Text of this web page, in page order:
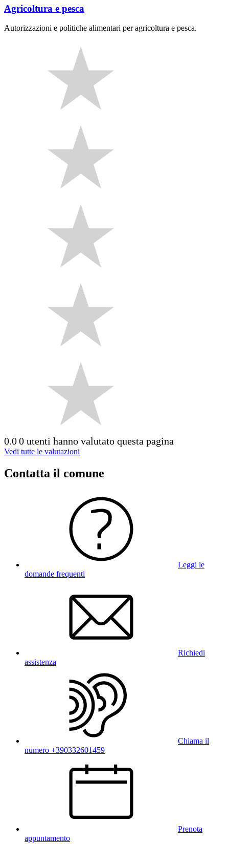
Agricoltura e pesca
Autorizzazioni e politiche alimentari per agricoltura e pesca.
0.00 utenti hanno valutato questa pagina
Vedi tutte le valutazioni
Contatta il comune
Leggi le
domande frequenti
Richiedi
assistenza
Chiama il
numero +390332601459
Prenota
appuntamento